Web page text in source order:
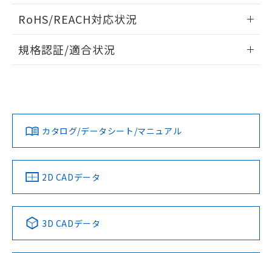
ドすることができます。
ログイン/会員登録
ダウンロードデータをご利用いただく前に、以下を必ずお読
みください。
ソフトウェアの使用条件
RoHS/REACH対応状況
EU RoHS 注意事項・凡例
対応済み
中国 RoHS 注意事項・凡例
Pb Hg Cd Cr(VI)
規格認証/適合状況
LR型式承認
（イギリス
船舶規格）
DNV型式承認
（ノルウェー
BV型式承認
（フランス
KR型式
（韓国
No No No No
この製品の規格認証/適合状況ページへ
その他の認証はこちらのページからご検索ください
カタログ/データシート/マニュアル
2D CADデータ
3D CADデータ